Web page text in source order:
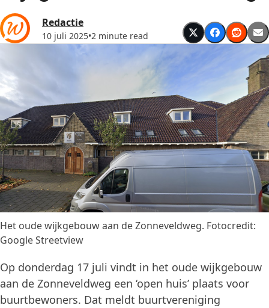
Redactie
10 juli 2025•2 minute read
Het oude wijkgebouw aan de Zonneveldweg. Fotocredit:
Google Streetview
Op donderdag 17 juli vindt in het oude wijkgebouw
aan de Zonneveldweg een ‘open huis’ plaats voor
buurtbewoners. Dat meldt buurtvereniging